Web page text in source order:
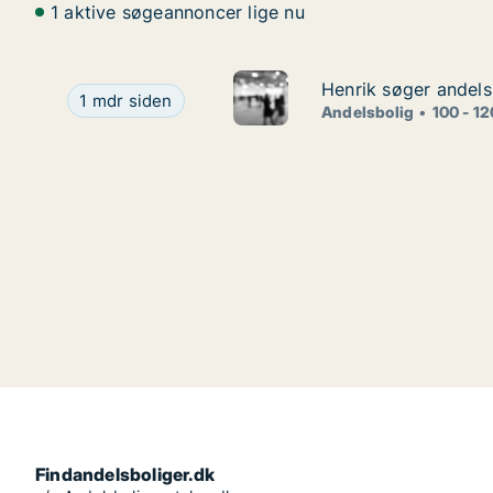
1 aktive søgeannoncer lige nu
Henrik søger andelsbolig i Assens eller Fredericia
1 mdr siden
Henrik søger
Henrik søger
Andelsbolig 100 -
Findandelsboliger.dk